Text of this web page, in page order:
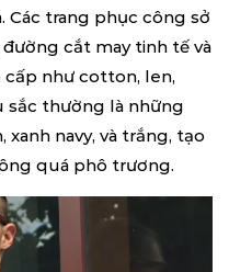
Các trang phục công sở
cắt may tinh tế và
như cotton, len,
sắc thường là những
navy, và trắng, tạo
quá phô trương.